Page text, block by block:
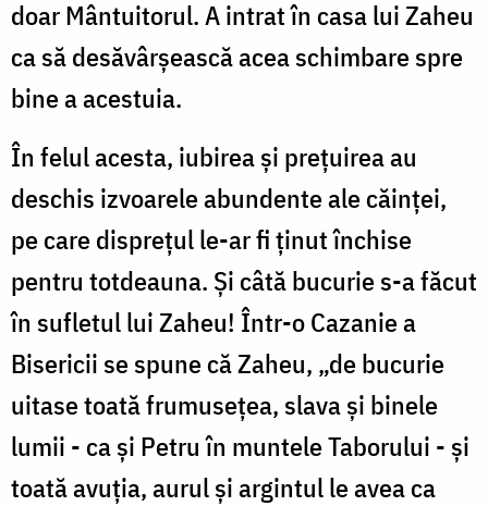
doar Mântuitorul. A intrat în casa lui Zaheu
ca să desăvârşească acea schimbare spre
bine a acestuia.
În felul acesta, iubirea şi preţuirea au
deschis izvoarele abundente ale căinţei,
pe care dispreţul le-ar fi ţinut închise
pentru totdeauna. Şi câtă bucurie s-a făcut
în sufletul lui Zaheu! Într-o Cazanie a
Bisericii se spune că Zaheu, „de bucurie
uitase toată frumuseţea, slava şi binele
lumii - ca şi Petru în muntele Taborului - şi
toată avuţia, aurul şi argintul le avea ca